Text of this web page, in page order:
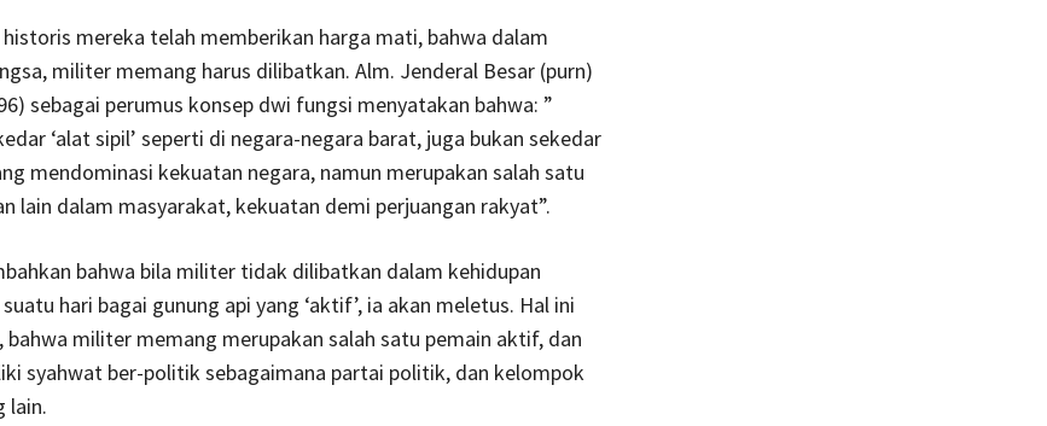
historis mereka telah memberikan harga mati, bahwa dalam
militer memang harus dilibatkan. Alm. Jenderal Besar (purn)
sebagai perumus konsep dwi fungsi menyatakan bahwa: ”
‘alat sipil’ seperti di negara-negara barat, juga bukan sekedar
mendominasi kekuatan negara, namun merupakan salah satu
lain dalam masyarakat, kekuatan demi perjuangan rakyat”.
bahwa bila militer tidak dilibatkan dalam kehidupan
hari bagai gunung api yang ‘aktif’, ia akan meletus. Hal ini
militer memang merupakan salah satu pemain aktif, dan
syahwat ber-politik sebagaimana partai politik, dan kelompok
lain.